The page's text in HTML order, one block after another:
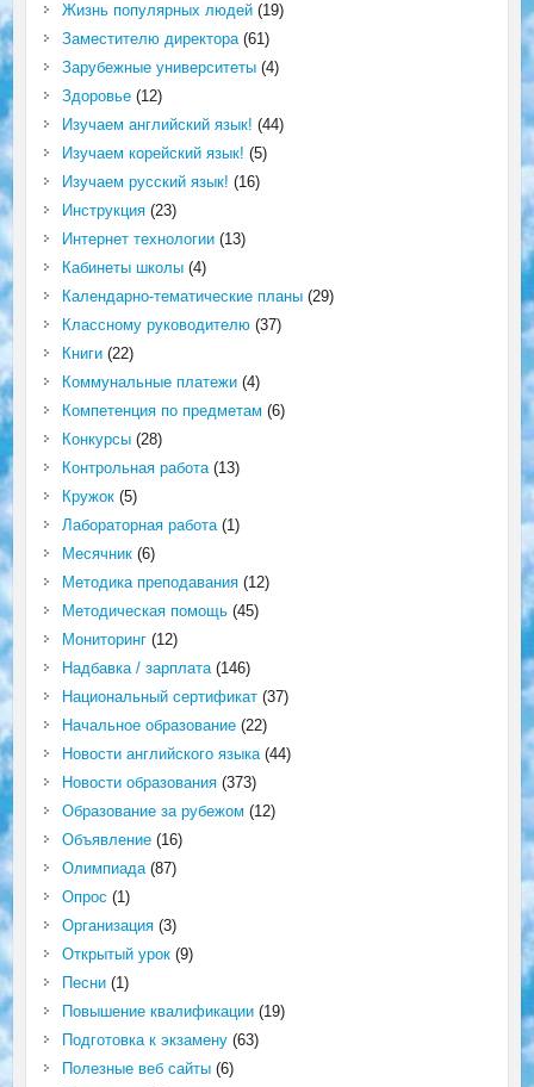
Жизнь популярных людей(19)
Заместителю директора(61)
Зарубежные университеты(4)
Здоровье(12)
Изучаем английский язык! (44)
Изучаем корейский язык! (5)
Изучаем русский язык! (16)
Инструкция(23)
Интернет технологии(13)
Кабинеты школы(4)
Календарно-тематические планы(29)
Классному руководителю(37)
Книги(22)
Коммунальные платежи(4)
Компетенция по предметам (6)
Конкурсы(28)
Контрольная работа(13)
Кружок(5)
Лабораторная работа(1)
Месячник(6)
Методика преподавания(12)
Методическая помощь(45)
Мониторинг(12)
Надбавка / зарплата(146)
Национальный сертификат(37)
Начальное образование(22)
Новости английского языка(44)
Новости образования(373)
Образование за рубежом (12)
Объявление(16)
Олимпиада(87)
Опрос (1)
Организация(3)
Открытый урок(9)
Песни(1)
Повышение квалификации(19)
Подготовка к экзамену(63)
Полезные веб сайты(6)